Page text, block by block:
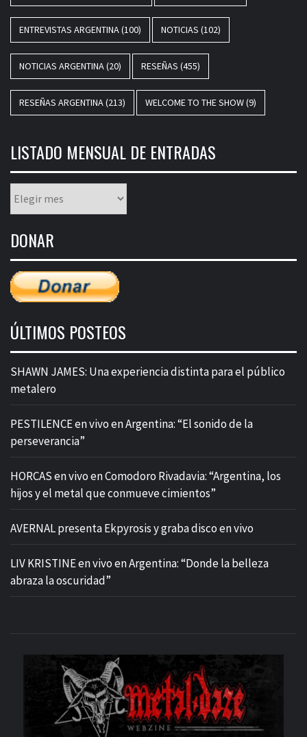
ENTREVISTAS ARGENTINA(100) NOTICIAS (102)
NOTICIAS ARGENTINA(20) RESEÑAS (455)
RESEÑAS ARGENTINA(213) WELCOME TO THE SHOW(9)
LISTADO MENSUAL DE ENTRADAS
mensual
entradas
DONAR
ÚLTIMOS POSTEOS
SHAWN JAMES: Una experiencia distinta para el público
metalero
PESTILENCE en vivo en Argentina: “El sonido de la
perseverancia”
HORCAS en vivo en Comodoro Rivadavia: “Argentina, los
hijos y el metal que conmueve cimientos”
AVERNAL presenta Ekpyrosis y graba disco en vivo
LIV KRISTINE en vivo en Argentina: “Donde la belleza
abraza la oscuridad”